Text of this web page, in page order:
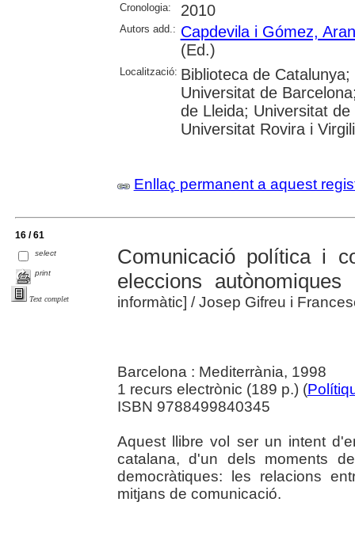
Cronologia: 2010
Autors add.: Capdevila i Gómez,
(Ed.)
Localització: Biblioteca de
Universitat de
de Lleida; Universitat
Universitat Rovira i
Enllaç permanent a aquest
16 / 61
select
print
Text complet
Comunicació política i
eleccions
informàtic] / Josep Gifreu i
Barcelona : Mediterrània, 1998
1 recurs electrònic (189 p.) (
ISBN 9788499840345
Aquest llibre vol ser un intent
catalana, d'un dels moments
democràtiques: les relacions
mitjans de comunicació.